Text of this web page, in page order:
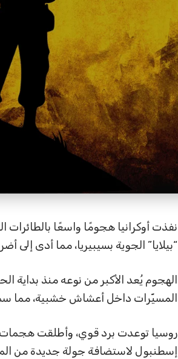
“بيلايا” الجوية بسيبيريا، مما أدى
الهجوم يُعد الأكبر من نوعه منذ بداية
المسيّرات داخل أعشاش خشبية، مما
روسيا توعدت برد قوي، وأطلقت هجمات
إسطنبول لاستضافة جولة جديدة من